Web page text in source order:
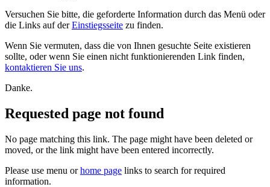
Versuchen Sie bitte, die geforderte Information durch das Menü oder
die Links auf derEinstiegsseite zu finden.
Wenn Sie vermuten, dass die von Ihnen gesuchte Seite existieren
sollte, oder wenn Sie einen nicht funktionierenden Link finden,
kontaktieren Sie uns.
Danke.
Requested page not found
No page matching this link. The page might have been deleted or
moved, or the link might have been entered incorrectly.
Please use menu orhome page links to search for required
information.